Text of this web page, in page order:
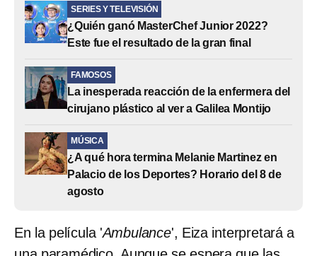
SERIES Y TELEVISIÓN
¿Quién ganó MasterChef Junior 2022?
Este fue el resultado de la gran final
FAMOSOS
La inesperada reacción de la enfermera del
cirujano plástico al ver a Galilea Montijo
MÚSICA
¿A qué hora termina Melanie Martinez en
Palacio de los Deportes? Horario del 8 de
agosto
En la película 'Ambulance', Eiza interpretará a